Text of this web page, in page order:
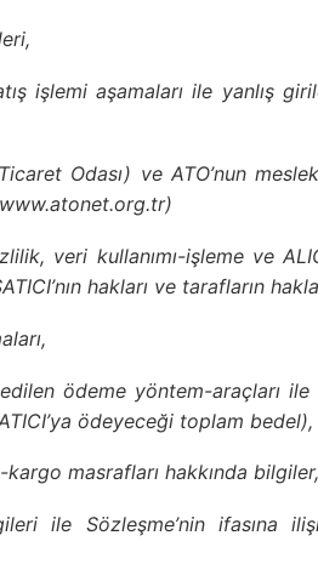
işlemi aşamaları ile
Odası) ve ATO’nun
veri kullanımı-işleme ve
hakları ve tarafların
ödeme yöntem-araçları
ödeyeceği toplam bedel),
masrafları hakkında bilgiler,
ile Sözleşme’nin ifasına